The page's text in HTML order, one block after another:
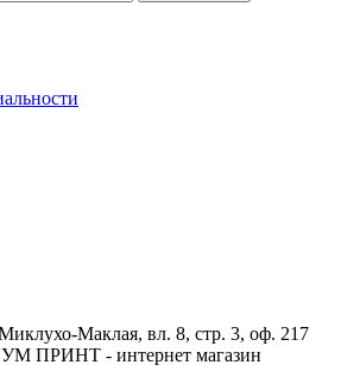
Маклая, вл. 8, стр. 3, оф. 217
ПРИНТ - интернет магазин